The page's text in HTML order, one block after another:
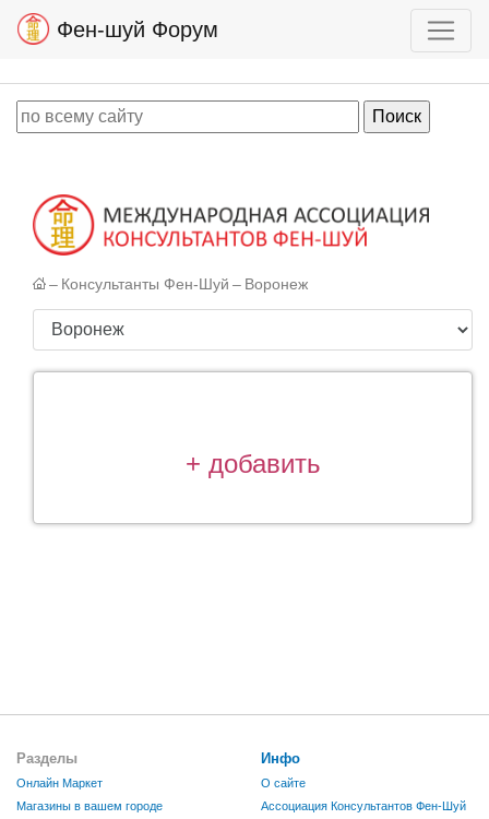
Фен-шуй Форум
– Консультанты Фен-Шуй – Воронеж
+ добавить
Разделы
Онлайн Маркет
Магазины в вашем городе
Инфо
О сайте
Ассоциация Консультантов Фен-Шуй